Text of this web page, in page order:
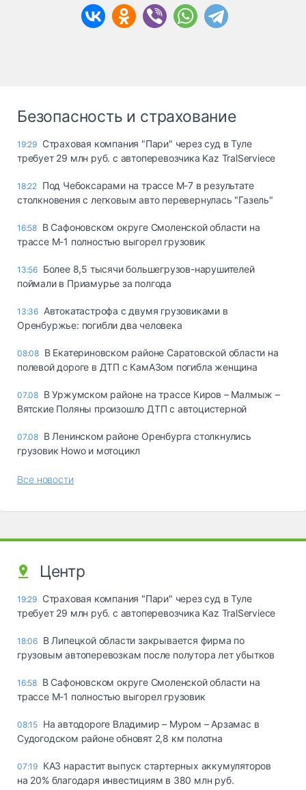
Безопасность и страхование
19:29 Страховая компания "Пари" через суд в Туле
требует 29 млн руб. с автоперевозчика Kaz TralServiece
18:22 Под Чебоксарами на трассе М-7 в результате
столкновения с легковым авто перевернулась "Газель"
16:58 В Сафоновском округе Смоленской области на
трассе М-1 полностью выгорел грузовик
13:56 Более 8,5 тысячи большегрузов-нарушителей
поймали в Приамурье за полгода
13:36 Автокатастрофа с двумя грузовиками в
Оренбуржье: погибли два человека
08:08 В Екатериновском районе Саратовской области на
полевой дороге в ДТП с КамАЗом погибла женщина
07.08 В Уржумском районе на трассе Киров – Малмыж –
Вятские Поляны произошло ДТП с автоцистерной
07.08 В Ленинском районе Оренбурга столкнулись
грузовик Howo и мотоцикл
Все новости
Центр
19:29 Страховая компания "Пари" через суд в Туле
требует 29 млн руб. с автоперевозчика Kaz TralServiece
18:06 В Липецкой области закрывается фирма по
грузовым автоперевозкам после полутора лет убытков
16:58 В Сафоновском округе Смоленской области на
трассе М-1 полностью выгорел грузовик
08:15 На автодороге Владимир – Муром – Арзамас в
Судогодском районе обновят 2,8 км полотна
07:19 КАЗ нарастит выпуск стартерных аккумуляторов
на 20% благодаря инвестициям в 380 млн руб.